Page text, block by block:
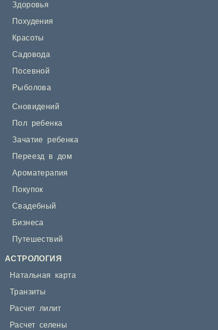
Здоровья
Похудения
Красоты
Садовода
Посевной
Рыболова
Сновидений
Пол ребенка
Зачатие ребенка
Переезд в дом
Ароматерапия
Покупок
Свадебный
Бизнеса
Путешествий
АСТРОЛОГИЯ
Натальная карта
Транзиты
Расчет лилит
Расчет селены